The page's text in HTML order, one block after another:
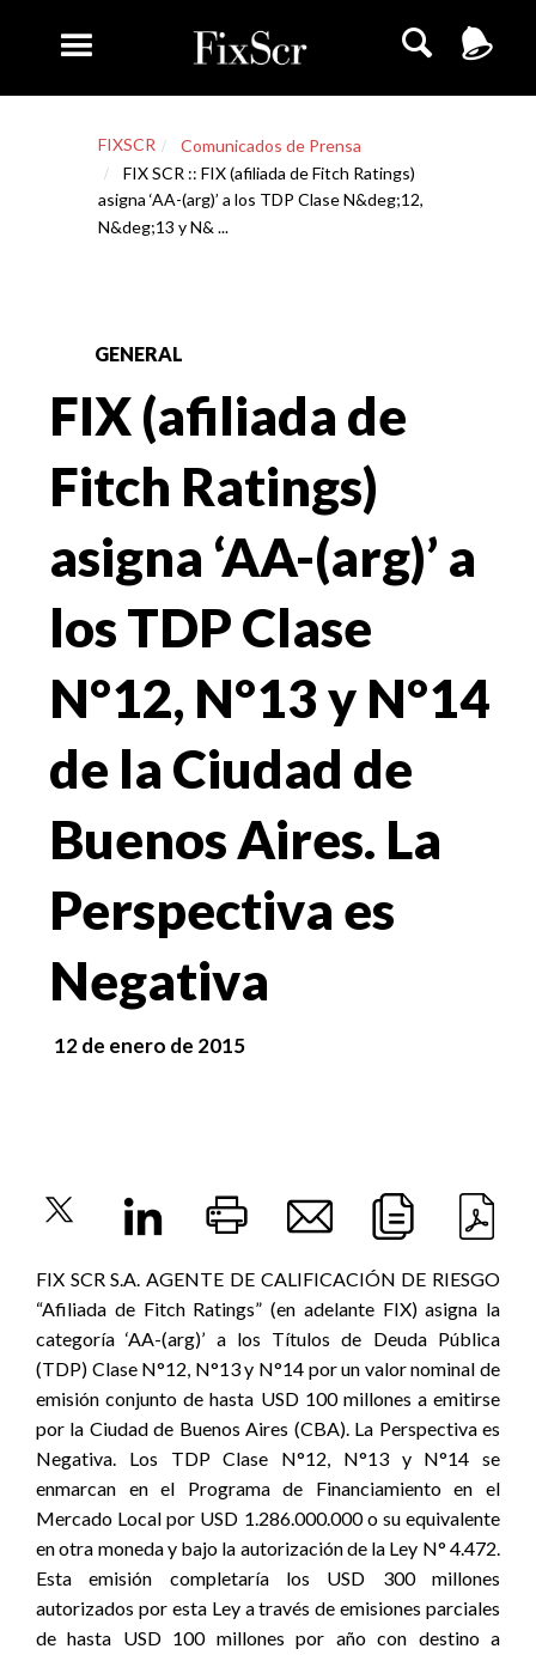
FIXSCR
Comunicados de Prensa
FIX SCR :: FIX (afiliada de Fitch Ratings)
asigna ‘AA-(arg)’ a los TDP Clase N&deg;12,
N&deg;13 y N& ...
GENERAL
FIX (afiliada de
Fitch Ratings)
asigna ‘AA-(arg)’ a
los TDP Clase
N°12, N°13 y N°14
de la Ciudad de
Buenos Aires. La
Perspectiva es
Negativa
12 de enero de 2015
FIX SCR S.A. AGENTE DE CALIFICACIÓN DE RIESGO
“Afiliada de Fitch Ratings” (en adelante FIX) asigna la
categoría ‘AA-(arg)’ a los Títulos de Deuda Pública
(TDP) Clase N°12, N°13 y N°14 por un valor nominal de
emisión conjunto de hasta USD 100 millones a emitirse
por la Ciudad de Buenos Aires (CBA). La Perspectiva es
Negativa. Los TDP Clase N°12, N°13 y N°14 se
enmarcan en el Programa de Financiamiento en el
Mercado Local por USD 1.286.000.000 o su equivalente
en otra moneda y bajo la autorización de la Ley N° 4.472.
Esta emisión completaría los USD 300 millones
autorizados por esta Ley a través de emisiones parciales
de hasta USD 100 millones por año con destino a